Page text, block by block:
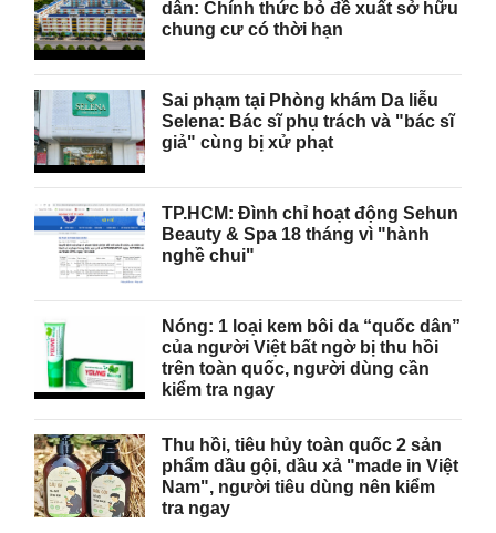
dân: Chính thức bỏ đề xuất sở hữu
chung cư có thời hạn
Sai phạm tại Phòng khám Da liễu
Selena: Bác sĩ phụ trách và "bác sĩ
giả" cùng bị xử phạt
TP.HCM: Đình chỉ hoạt động Sehun
Beauty & Spa 18 tháng vì "hành
nghề chui"
Nóng: 1 loại kem bôi da “quốc dân”
của người Việt bất ngờ bị thu hồi
trên toàn quốc, người dùng cần
kiểm tra ngay
Thu hồi, tiêu hủy toàn quốc 2 sản
phẩm dầu gội, dầu xả "made in Việt
Nam", người tiêu dùng nên kiểm
tra ngay